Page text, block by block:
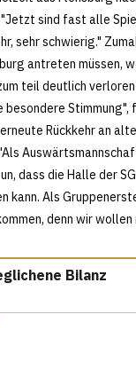
sind fast alle
sehr schwierig."
antreten müssen,
teil deutlich
besondere Stimmung",
Rückkehr an alte
dass die Halle der
kann. Als
denn wir wollen
Bilanz